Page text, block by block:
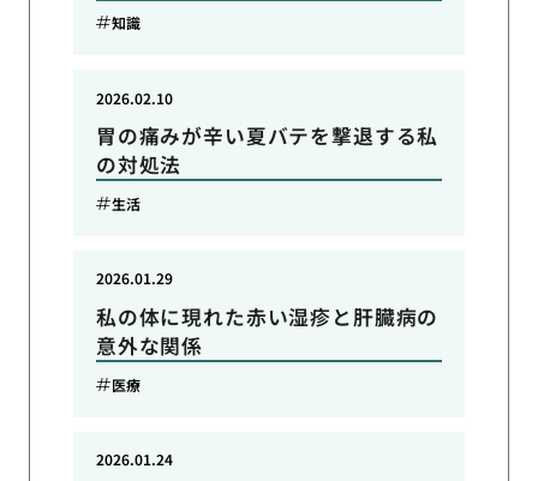
知識
胃の痛みが辛い夏バテを撃退する私
の対処法
2026.02.10
生活
私の体に現れた赤い湿疹と肝臓病の
意外な関係
2026.01.29
医療
2026.01.24